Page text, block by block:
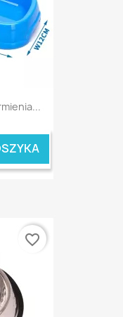
favorite_border